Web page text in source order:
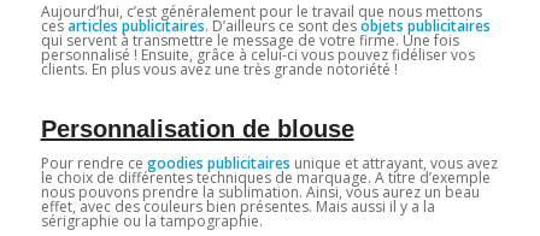
Aujourd’hui, c’est généralement pour le travail que nous mettons
cesarticles publicitaires. D’ailleurs ce sont desobjets publicitaires
qui servent à transmettre le message de votre firme. Une fois
personnalisé ! Ensuite, grâce à celui-ci vous pouvez fidéliser vos
clients. En plus vous avez une très grande notoriété !
Personnalisation de blouse
Pour rendre ce goodies publicitaires unique et attrayant, vous avez
le choix de différentes techniques de marquage. A titre d’exemple
nous pouvons prendre la sublimation. Ainsi, vous aurez un beau
effet, avec des couleurs bien présentes. Mais aussi il y a la
sérigraphie ou la tampographie.